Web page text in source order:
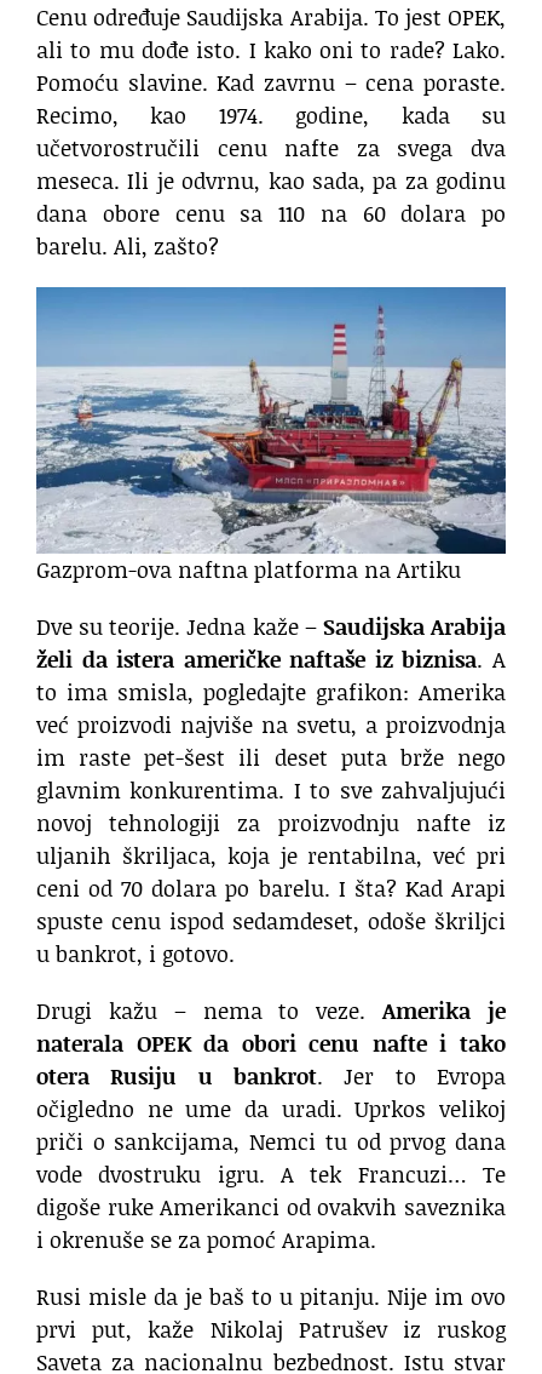
Cenu određuje Saudijska Arabija. To jest OPEK,
ali to mu dođe isto. I kako oni to rade? Lako.
Pomoću slavine. Kad zavrnu – cena poraste.
Recimo, kao 1974. godine, kada su
učetvorostručili cenu nafte za svega dva
meseca. Ili je odvrnu, kao sada, pa za godinu
dana obore cenu sa 110 na 60 dolara po
barelu. Ali, zašto?
Gazprom-ova naftna platforma na Artiku
Dve su teorije. Jedna kaže –Saudijska Arabija
želi da istera američke naftaše iz biznisa. A
to ima smisla, pogledajte grafikon: Amerika
već proizvodi najviše na svetu, a proizvodnja
im raste pet-šest ili deset puta brže nego
glavnim konkurentima. I to sve zahvaljujući
novoj tehnologiji za proizvodnju nafte iz
uljanih škriljaca, koja je rentabilna, već pri
ceni od 70 dolara po barelu. I šta? Kad Arapi
spuste cenu ispod sedamdeset, odoše škriljci
u bankrot, i gotovo.
Drugi kažu – nema to veze.Amerika je
naterala OPEK da obori cenu nafte i tako
otera Rusiju u bankrot. Jer to Evropa
očigledno ne ume da uradi. Uprkos velikoj
priči o sankcijama, Nemci tu od prvog dana
vode dvostruku igru. A tek Francuzi… Te
digoše ruke Amerikanci od ovakvih saveznika
i okrenuše se za pomoć Arapima.
Rusi misle da je baš to u pitanju. Nije im ovo
prvi put, kaže Nikolaj Patrušev iz ruskog
Saveta za nacionalnu bezbednost. Istu stvar